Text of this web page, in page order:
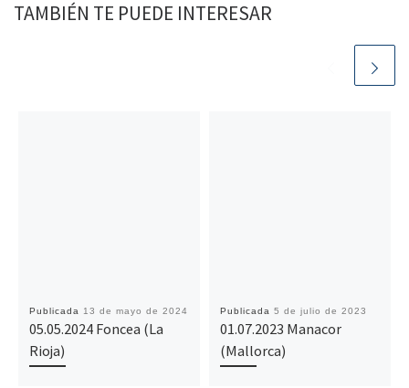
TAMBIÉN TE PUEDE INTERESAR
Publicada 13 de mayo de 2024
05.05.2024 Foncea (La
Rioja)
Publicada 5 de julio de 2023
01.07.2023 Manacor
(Mallorca)